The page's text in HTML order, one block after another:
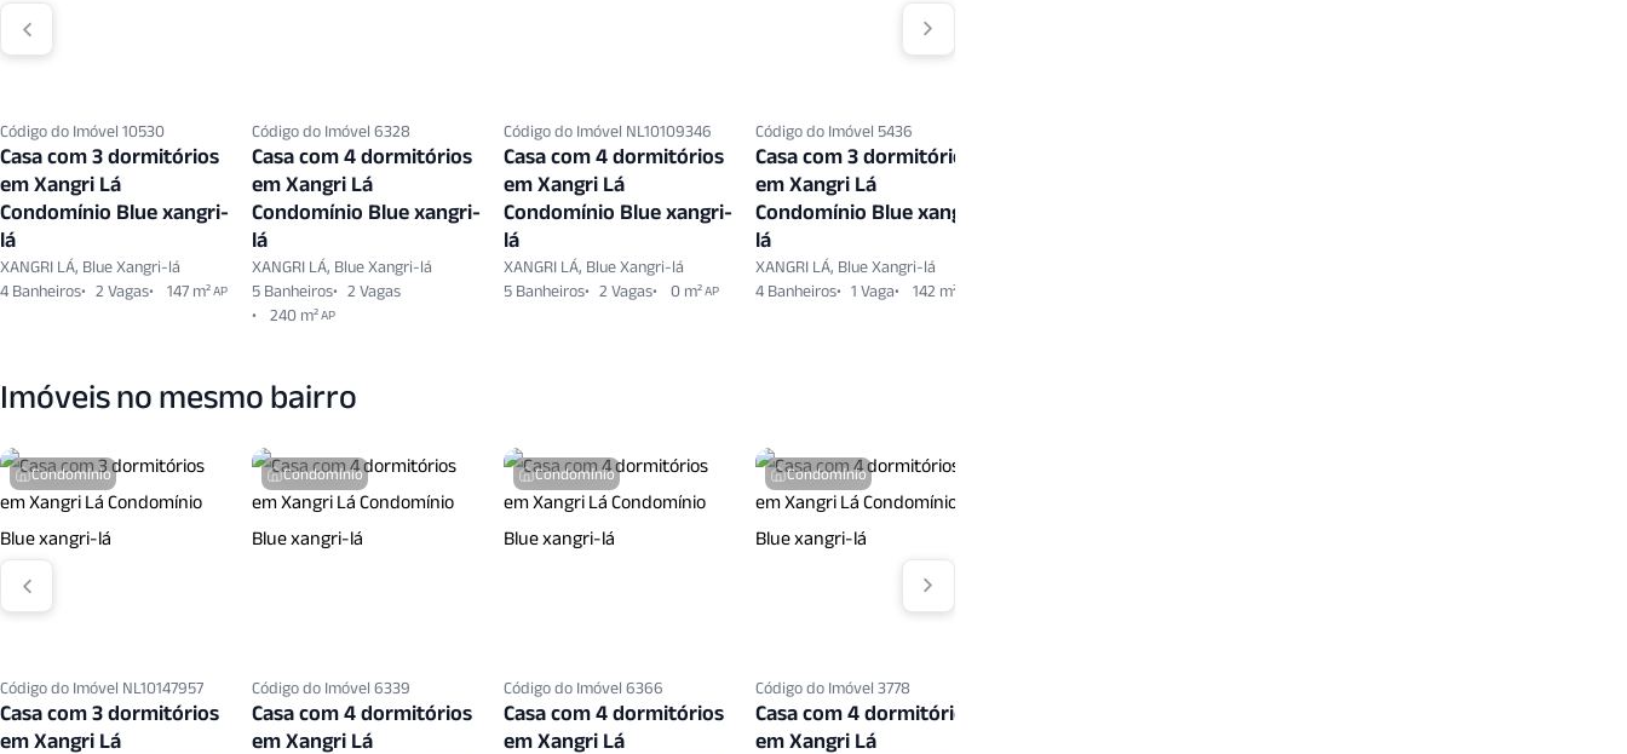
Código do Imóvel 10530
Casa com 3 dormitórios
em Xangri Lá
Condomínio Blue xangri-
lá
XANGRI LÁ, Blue Xangri-lá
4 Banheiros
2 Vagas 147 m²AP
Código do Imóvel 6328
Casa com 4 dormitórios
em Xangri Lá
Condomínio Blue xangri-
lá
XANGRI LÁ, Blue Xangri-lá
5 Banheiros
2 Vagas
240 m²AP
Código do Imóvel NL10109346
Casa com 4 dormitórios
em Xangri Lá
Condomínio Blue xangri-
lá
XANGRI LÁ, Blue Xangri-lá
5 Banheiros
2 Vagas 0 m²AP
Código do Imóvel 5436
Casa com 3 dormitórios
em Xangri Lá
Condomínio Blue xangri-
lá
XANGRI LÁ, Blue Xangri-lá
4 Banheiros
1 Vaga 142 m²
Imóveis no mesmo bairro
Condomínio
Código do Imóvel NL10147957
Casa com 3 dormitórios
em Xangri Lá
Condomínio
Código do Imóvel 6339
Casa com 4 dormitórios
em Xangri Lá
Condomínio
Código do Imóvel 6366
Casa com 4 dormitórios
em Xangri Lá
Condomínio
Código do Imóvel 3778
Casa com 4 dormitórios
em Xangri Lá